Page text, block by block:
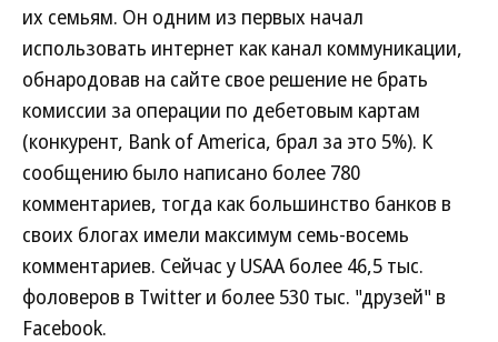
их семьям. Он одним из первых начал
использовать интернет как канал коммуникации,
обнародовав на сайте свое решение не брать
комиссии за операции по дебетовым картам
(конкурент, Bank of America, брал за это 5%). К
сообщению было написано более 780
комментариев, тогда как большинство банков в
своих блогах имели максимум семь-восемь
комментариев. Сейчас у USAA более 46,5 тыс.
фоловеров в Twitter и более 530 тыс. "друзей" в
Facebook.